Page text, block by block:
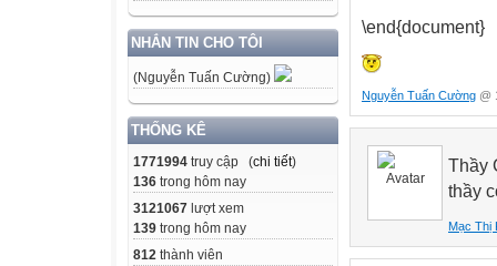
NHẮN TIN CHO TÔI
(Nguyễn Tuấn Cường)
THỐNG KÊ
1771994 truy cập (chi tiết)
136 trong hôm nay
3121067 lượt xem
139 trong hôm nay
812 thành viên
\end{document}
Nguyễn Tuấn Cường @
Thầy
thầy
Mạc Thị